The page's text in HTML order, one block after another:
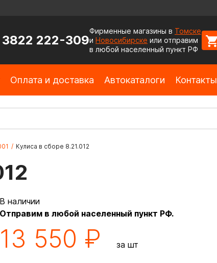
3822 222-309
Фирменные магазины в Томске
и Новосибирске или отправим
в любой населенный пункт РФ
Оплата и доставка Автокаталоги Контакты
/ Кулиса в сборе 8.21.012
В наличии
Отправим в любой населенный пункт РФ.
13 550 ₽ за шт